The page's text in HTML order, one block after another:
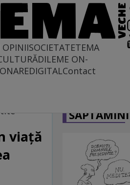
OPINIISOCIETATETEMA
DILEME ON-
DIGITALContact
viață